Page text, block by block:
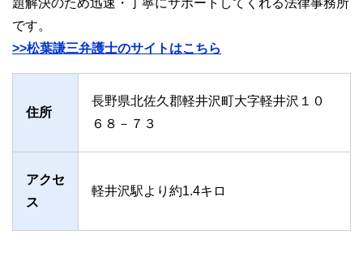
題解決のため迅速・丁寧にサポートしてくれる法律事務所
です。
>>松葉謙三弁護士のサイトはこちら
住所
長野県北佐久郡軽井沢町大字軽井沢１０
６８－７３
アクセ
ス
軽井沢駅より約1.4キロ